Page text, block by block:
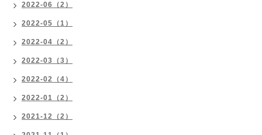
2022-06（2）
2022-05（1）
2022-04（2）
2022-03（3）
2022-02（4）
2022-01（2）
2021-12（2）